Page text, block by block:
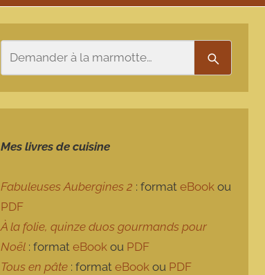
Mes livres de cuisine
Fabuleuses Aubergines 2 : formateBook ou
PDF
À la folie, quinze duos gourmands pour
Noël : formateBook ou PDF
Tous en pâte : formateBook ou PDF